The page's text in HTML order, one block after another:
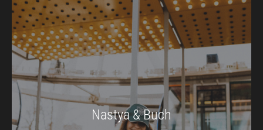
Nastya & Buch